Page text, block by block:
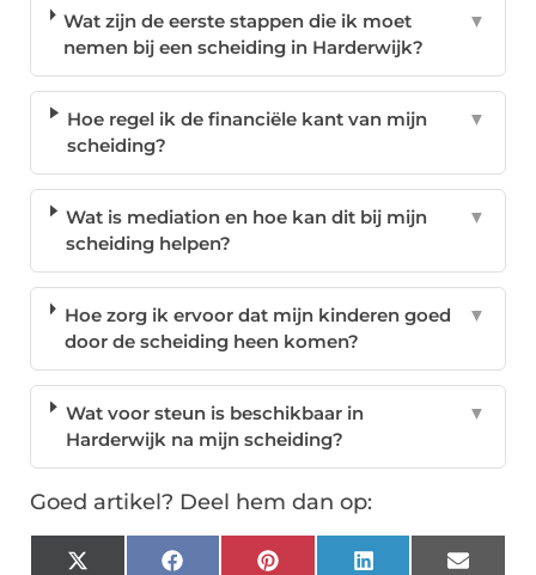
Wat zijn de eerste stappen die ik moet
nemen bij een scheiding in Harderwijk?
▼
Hoe regel ik de financiële kant van mijn
scheiding?
▼
Wat is mediation en hoe kan dit bij mijn
scheiding helpen?
▼
Hoe zorg ik ervoor dat mijn kinderen goed
door de scheiding heen komen?
▼
Wat voor steun is beschikbaar in
Harderwijk na mijn scheiding?
▼
Goed artikel? Deel hem dan op:
X FacebookPinterest LinkedIn Email